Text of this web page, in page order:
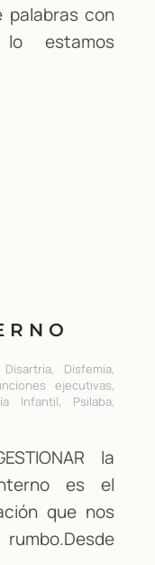
palabras con
lo estamos
Disfemia,
ejecutivas,
Infantil, Psilaba,
la
es el
que nos